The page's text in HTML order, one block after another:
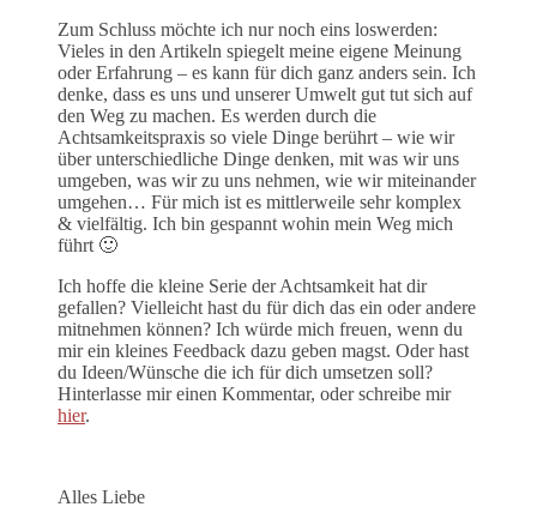
Zum Schluss möchte ich nur noch eins loswerden:
Vieles in den Artikeln spiegelt meine eigene Meinung
oder Erfahrung – es kann für dich ganz anders sein. Ich
denke, dass es uns und unserer Umwelt gut tut sich auf
den Weg zu machen. Es werden durch die
Achtsamkeitspraxis so viele Dinge berührt – wie wir
über unterschiedliche Dinge denken, mit was wir uns
umgeben, was wir zu uns nehmen, wie wir miteinander
umgehen… Für mich ist es mittlerweile sehr komplex
& vielfältig. Ich bin gespannt wohin mein Weg mich
führt 🙂
Ich hoffe die kleine Serie der Achtsamkeit hat dir
gefallen? Vielleicht hast du für dich das ein oder andere
mitnehmen können? Ich würde mich freuen, wenn du
mir ein kleines Feedback dazu geben magst. Oder hast
du Ideen/Wünsche die ich für dich umsetzen soll?
Hinterlasse mir einen Kommentar, oder schreibe mir
hier.
Alles Liebe